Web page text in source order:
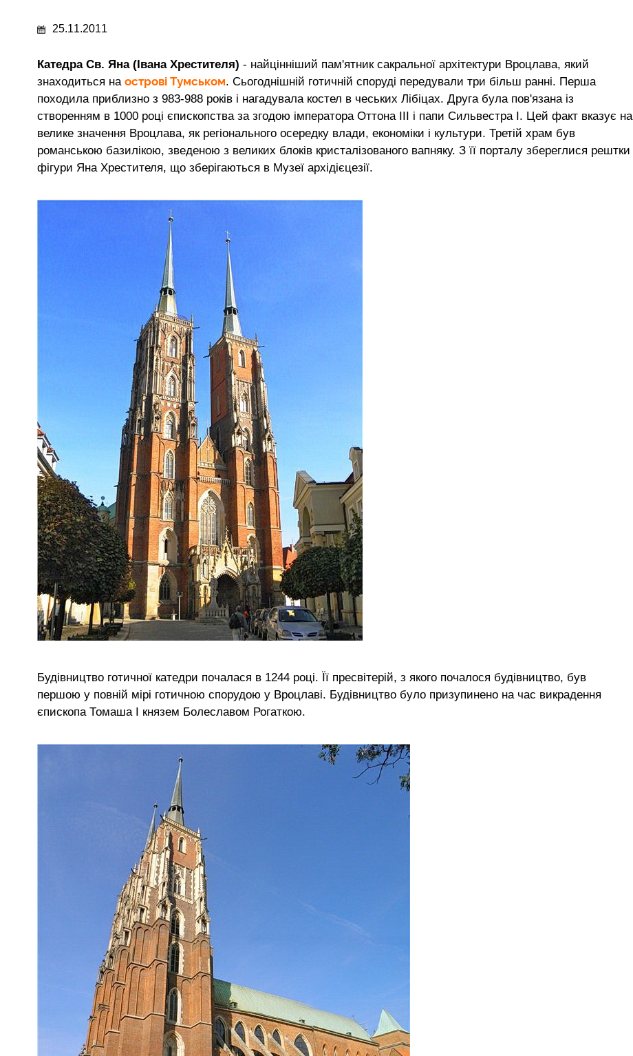
25.11.2011
Катедра Св. Яна (Івана Хрестителя) - найцінніший пам'ятник сакральної архітектури Вроцлава, який
знаходиться на острові Тумськом. Сьогоднішній готичній споруді передували три більш ранні. Перша
походила приблизно з 983-988 років і нагадувала костел в чеських Лібіцах. Друга була пов'язана із
створенням в 1000 році єпископства за згодою імператора Оттона III і папи Сильвестра I. Цей факт вказує на
велике значення Вроцлава, як регіонального осередку влади, економіки і культури. Третій храм був
романською базилікою, зведеною з великих блоків кристалізованого вапняку. З її порталу збереглися рештки
фігури Яна Хрестителя, що зберігаються в Музеї архідієцезії.
Будівництво готичної катедри почалася в 1244 році. Її пресвітерій, з якого почалося будівництво, був
першою у повній мірі готичною спорудою у Вроцлаві. Будівництво було призупинено на час викрадення
єпископа Томаша І князем Болеславом Рогаткою.